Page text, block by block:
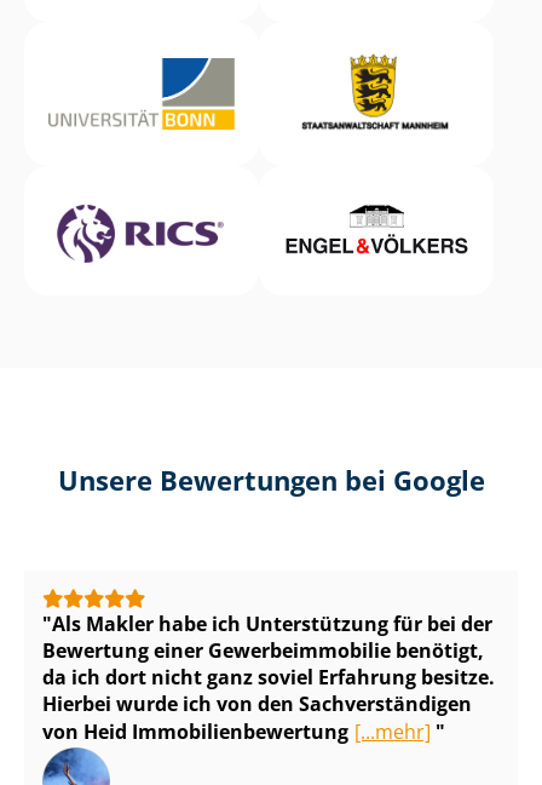
Unsere Bewertungen bei Google
Als Makler habe ich Unterstützung für bei der
Bewertung einer Ge­wer­be­im­mo­bi­lie benötigt,
da ich dort nicht ganz soviel Erfahrung besitze.
Hierbei wurde ich von den Sach­ver­stän­di­gen
von Heid Im­mo­bi­li­en­be­wer­tung [...mehr]